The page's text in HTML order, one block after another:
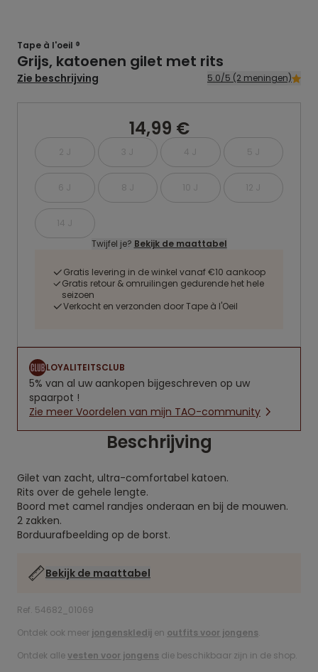
Tape à l'oeil ®
Grijs, katoenen gilet met rits
Zie beschrijving 5.0/5 (2 meningen)
14,99 €
2 J 3 J 4 J 5 J
6 J 8 J 10 J 12 J
14 J
Twijfel je? Bekijk de maattabel
Gratis levering in de winkel vanaf €10 aankoop
Gratis retour & omruilingen gedurende het hele
seizoen
Verkocht en verzonden door Tape à l'Oeil
LOYALITEITSCLUB
5% van al uw aankopen bijgeschreven op uw
spaarpot !
Zie meer Voordelen van mijn TAO-community
Beschrijving
Gilet van zacht, ultra-comfortabel katoen.
Rits over de gehele lengte.
Boord met camel randjes onderaan en bij de mouwen.
2 zakken.
Borduurafbeelding op de borst.
Bekijk de maattabel
Ref. 54682_01069
Ontdek ook meer jongenskledij en outfits voor jongens.
Ontdek allevesten voor jongens die beschikbaar zijn in de shop.